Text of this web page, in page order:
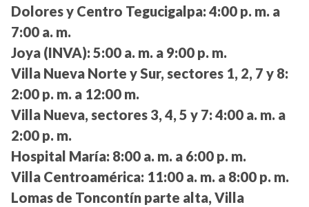
Dolores y Centro Tegucigalpa: 4:00 p. m. a
7:00 a. m.
Joya (INVA): 5:00 a. m. a 9:00 p. m.
Villa Nueva Norte y Sur, sectores 1, 2, 7 y 8:
2:00 p. m. a 12:00 m.
Villa Nueva, sectores 3, 4, 5 y 7: 4:00 a. m. a
2:00 p. m.
Hospital María: 8:00 a. m. a 6:00 p. m.
Villa Centroamérica: 11:00 a. m. a 8:00 p. m.
Lomas de Toncontín parte alta, Villa